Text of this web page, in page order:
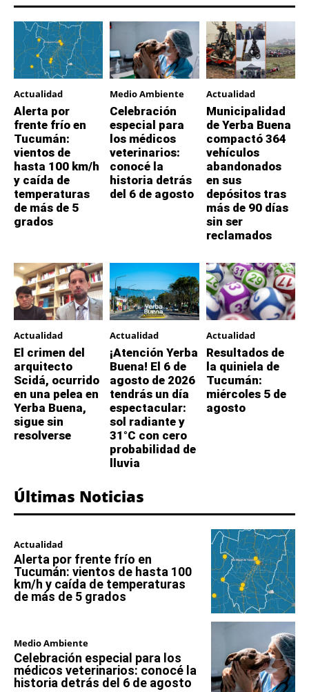
Actualidad
Alerta por
frente frío en
Tucumán:
vientos de
hasta 100 km/h
y caída de
temperaturas
de más de 5
grados
Medio Ambiente
Celebración
especial para
los médicos
veterinarios:
conocé la
historia detrás
del 6 de agosto
Actualidad
Municipalidad
de Yerba Buena
compactó 364
vehículos
abandonados
en sus
depósitos tras
más de 90 días
sin ser
reclamados
Actualidad
El crimen del
arquitecto
Scidá, ocurrido
en una pelea en
Yerba Buena,
sigue sin
resolverse
Actualidad
¡Atención Yerba
Buena! El 6 de
agosto de 2026
tendrás un día
espectacular:
sol radiante y
31°C con cero
probabilidad de
lluvia
Actualidad
Resultados de
la quiniela de
Tucumán:
miércoles 5 de
agosto
Últimas Noticias
Actualidad
Alerta por frente frío en
Tucumán: vientos de hasta 100
km/h y caída de temperaturas
de más de 5 grados
Medio Ambiente
Celebración especial para los
médicos veterinarios: conocé la
historia detrás del 6 de agosto